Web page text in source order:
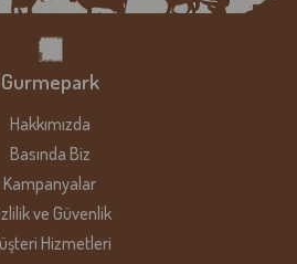
Yurtiçi Kargo aracılığı ile soğuk zincir
özenle hazırlayıp müşterilerimize
bozulmaması ve soğuk zincirin
Gurmepark
Hakkımızda
Basında Biz
Kampanyalar
ve Güvenlik
Hizmetleri